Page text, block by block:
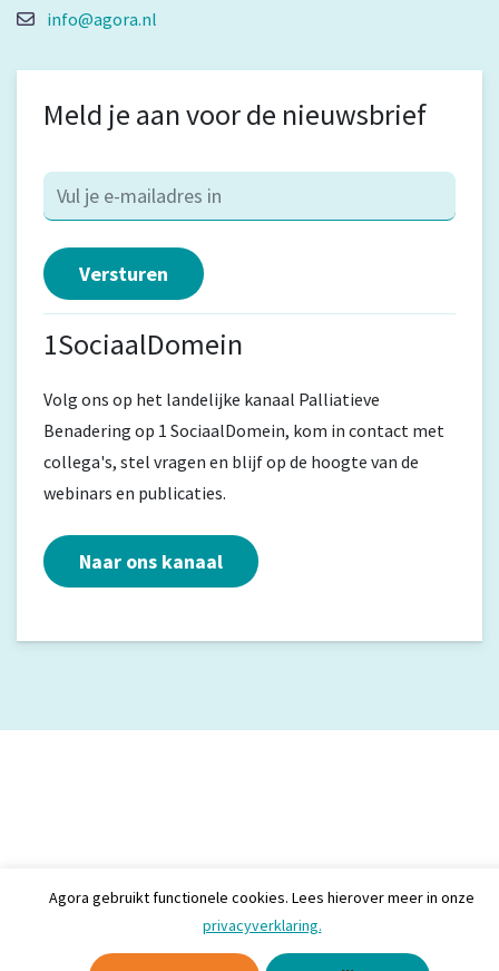
info@agora.nl
Meld je aan voor de nieuwsbrief
1SociaalDomein
Volg ons op het landelijke kanaal Palliatieve
Benadering op 1 SociaalDomein, kom in contact met
collega's, stel vragen en blijf op de hoogte van de
webinars en publicaties.
Naar ons kanaal
Agora gebruikt functionele cookies. Lees hierover meer in onze
privacyverklaring.